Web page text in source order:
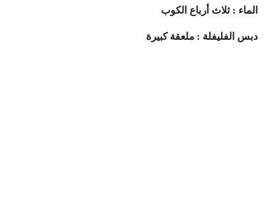
الماء : ثلاث أرباع الكوب
دبس الفليفلة : ملعقة كبيرة